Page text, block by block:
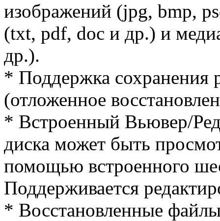
изображений (jpg, bmp,
(txt, pdf, doc и др.) и
др.).
* Поддержка сохранения
(отложенное
* Встроенный Вьювер/
диска может быть
помощью встроенного
Поддерживается
* Восстановленные